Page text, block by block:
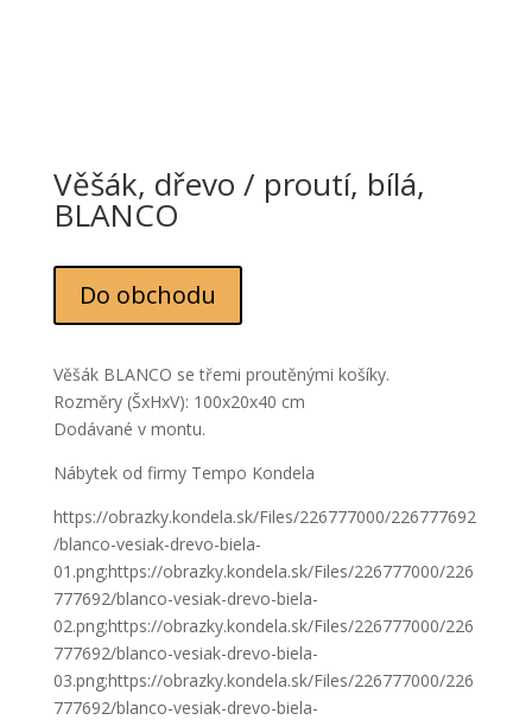
Věšák, dřevo / proutí, bílá,
BLANCO
Do obchodu
Věšák BLANCO se třemi proutěnými košíky.
Rozměry (ŠxHxV): 100x20x40 cm
Dodávané v montu.
Nábytek od firmy Tempo Kondela
https://obrazky.kondela.sk/Files/226777000/226777692
/blanco-vesiak-drevo-biela-
01.png;https://obrazky.kondela.sk/Files/226777000/226
777692/blanco-vesiak-drevo-biela-
02.png;https://obrazky.kondela.sk/Files/226777000/226
777692/blanco-vesiak-drevo-biela-
03.png;https://obrazky.kondela.sk/Files/226777000/226
777692/blanco-vesiak-drevo-biela-